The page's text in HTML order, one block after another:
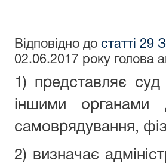
Відповідно достатті 29
02.06.2017 року голова
1) представляє
іншими органами
самоврядування,
2) визначає